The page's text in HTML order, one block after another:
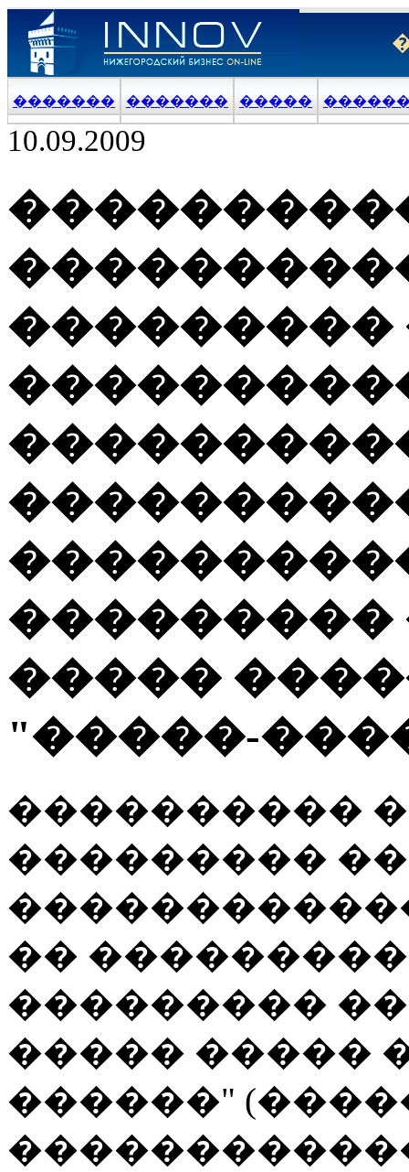
������� ������� �����
10.09.2009
���������
���������
�����
"�����-
����������
���������
��
���������
����� �����
������"